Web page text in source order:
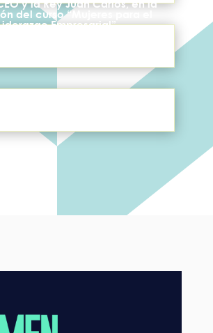
y la Rey Juan Carlos, en la
del curso “Mujeres para el
Empresarial”